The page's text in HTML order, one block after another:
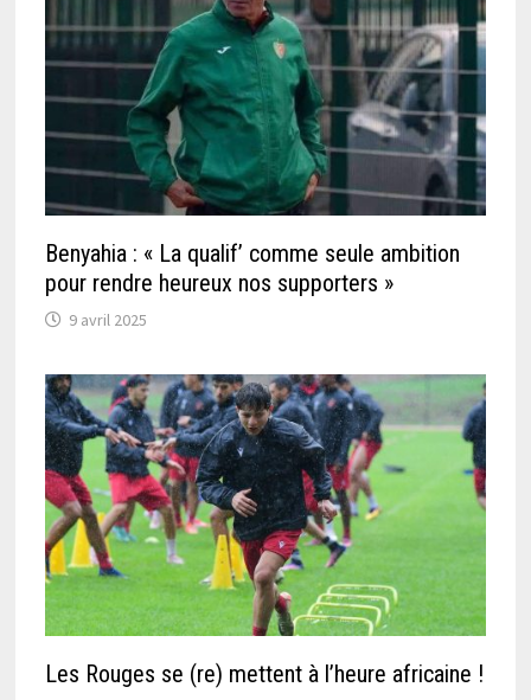
Benyahia : « La qualif’ comme seule ambition
pour rendre heureux nos supporters »
9 avril 2025
Les Rouges se (re) mettent à l’heure africaine !